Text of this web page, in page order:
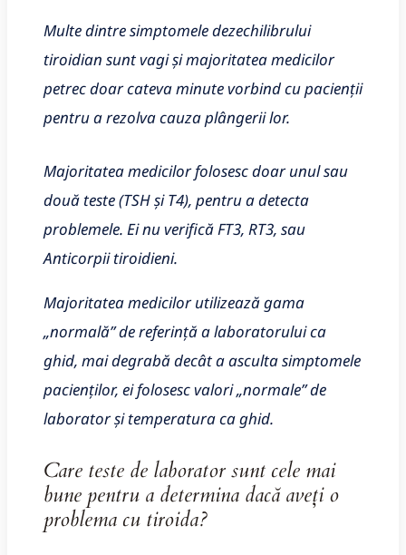
Multe dintre simptomele dezechilibrului
tiroidian sunt vagi și majoritatea medicilor
petrec doar cateva minute vorbind cu pacienții
pentru a rezolva cauza plângerii lor.
Majoritatea medicilor folosesc doar unul sau
două teste (TSH și T4), pentru a detecta
problemele. Ei nu verifică FT3, RT3, sau
Anticorpii tiroidieni.
Majoritatea medicilor utilizează gama
„normală” de referință a laboratorului ca
ghid, mai degrabă decât a asculta simptomele
pacienților, ei folosesc valori „normale” de
laborator și temperatura ca ghid.
Care teste de laborator sunt cele mai
bune pentru a determina dacă aveți o
problema cu tiroida?